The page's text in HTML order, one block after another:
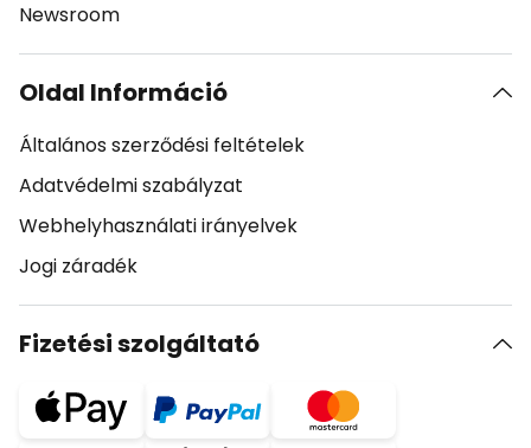
Newsroom
Oldal Információ
Általános szerződési feltételek
Adatvédelmi szabályzat
Webhelyhasználati irányelvek
Jogi záradék
Fizetési szolgáltató